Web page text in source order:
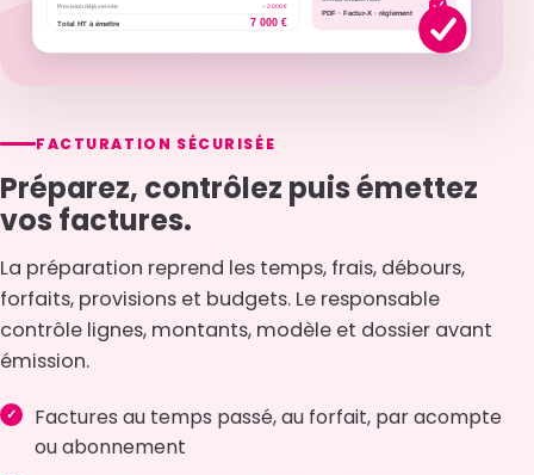
FACTURATION SÉCURISÉE
Préparez, contrôlez puis émettez
vos factures.
La préparation reprend les temps, frais, débours,
forfaits, provisions et budgets. Le responsable
contrôle lignes, montants, modèle et dossier avant
émission.
Factures au temps passé, au forfait, par acompte
ou abonnement